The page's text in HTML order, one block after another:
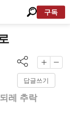
구독
답글쓰기
레 추락